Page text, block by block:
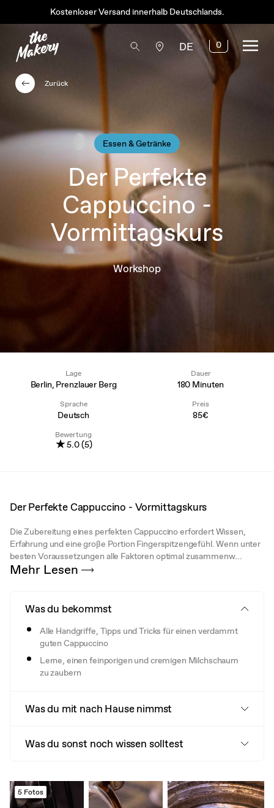
Kostenloser Versand innerhalb Deutschlands.
DE 0
Essen & Getränke
Der Perfekte
Cappuccino -
Vormittagskurs
Workshop
Zurück
Lage
Berlin, Prenzlauer Berg
Dauer
180 Minuten
Sprache
Deutsch
Preis
85€
Bewertung
★5.0 (5)
Der Perfekte Cappuccino - Vormittagskurs
Die Zubereitung eines perfekten Cappuccino erfordert Wissen,
Erfahrung und eine große Portion Fingerspitzengefühl. Wenn unter
besten Voraussetzungen alle Faktoren optimal zusammenw...
Mehr Lesen
Was du bekommst
Alle Handgriffe, Tipps und Tricks für einen verdammt
guten Cappuccino
Lerne, einen feinporigen und cremigen Milchschaum
zu zaubern
Was du mit nach Hause nimmst
Was du sonst noch wissen solltest
5 Fotos